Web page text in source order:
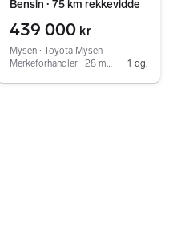
Bensin ∙ 75 km rekkevidde
439 000 kr
Mysen ∙ Toyota Mysen
Merkeforhandler ∙ 28 mnd garanti ∙ Bytterett ∙ Service ∙ Tilstandsrapport
1 dg.